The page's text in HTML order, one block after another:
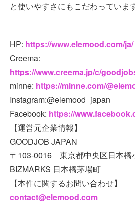
と使いやすさにもこだわっています
HP: https://www.elemood.com/ja/
Creema:
https://www.creema.jp/c/
minne: https://minne.com/
Instagram:@elemood_japan
Facebook: https://
【運営元企業情報】
GOODJOB JAPAN
〒103-0016 東京都中央区日本橋
BIZMARKS 日本橋茅場町
【本件に関するお問い合わせ】
contact@elemood.com